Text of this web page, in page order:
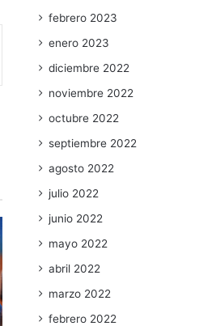
febrero 2023
enero 2023
diciembre 2022
noviembre 2022
octubre 2022
septiembre 2022
agosto 2022
julio 2022
junio 2022
mayo 2022
abril 2022
marzo 2022
febrero 2022